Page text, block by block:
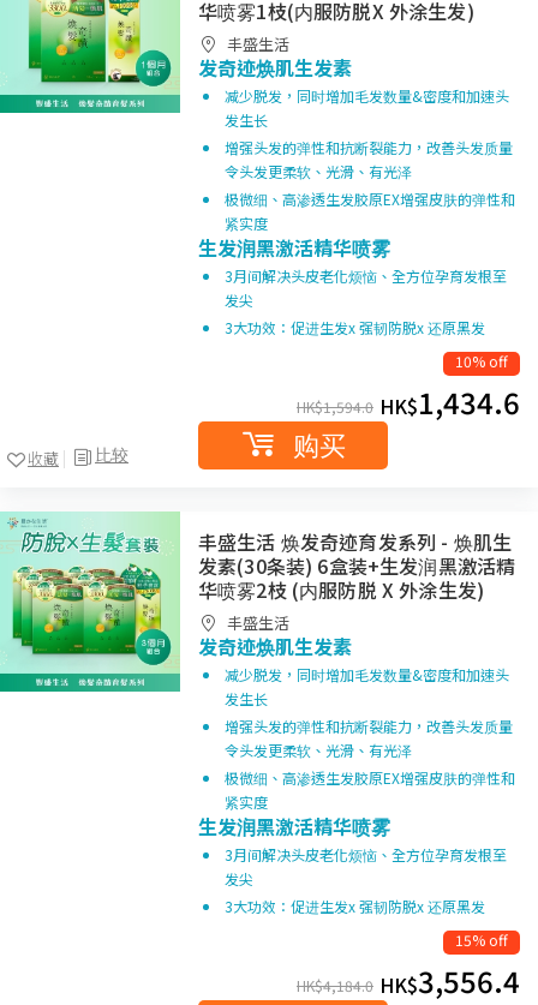
比较
收藏
华喷雾1枝(内服防脱X 外涂生发)
丰盛生活
发奇迹焕肌生发素
减少脱发，同时增加毛发数量&密度和加速头
发生长
增强头发的弹性和抗断裂能力，改善头发质量
令头发更柔软、光滑、有光泽
极微细、高渗透生发胶原EX增强皮肤的弹性和
紧实度
生发润黑激活精华喷雾
3月间解决头皮老化烦恼、全方位孕育发根至
发尖
3大功效：促进生发x 强韧防脱x 还原黑发
10% off
HK$1,594.0 HK$1,434.6
购买
丰盛生活 焕发奇迹育发系列 - 焕肌生
发素(30条装) 6盒装+生发润黑激活精
华喷雾2枝 (内服防脱 X 外涂生发)
丰盛生活
发奇迹焕肌生发素
减少脱发，同时增加毛发数量&密度和加速头
发生长
增强头发的弹性和抗断裂能力，改善头发质量
令头发更柔软、光滑、有光泽
极微细、高渗透生发胶原EX增强皮肤的弹性和
紧实度
生发润黑激活精华喷雾
3月间解决头皮老化烦恼、全方位孕育发根至
发尖
3大功效：促进生发x 强韧防脱x 还原黑发
15% off
HK$4,184.0 HK$3,556.4